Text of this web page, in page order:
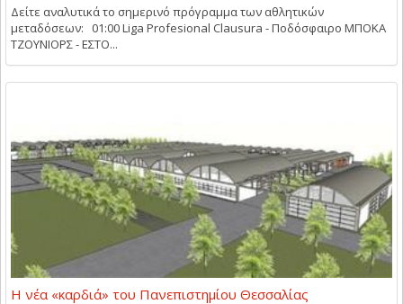
Δείτε αναλυτικά το σημερινό πρόγραμμα των αθλητικών
μεταδόσεων: 01:00 Liga Profesional Clausura - Ποδόσφαιρο ΜΠΟΚΑ
ΤΖΟΥΝΙΟΡΣ - ΕΣΤΟ...
Η νέα «καρδιά» του Πανεπιστημίου Θεσσαλίας